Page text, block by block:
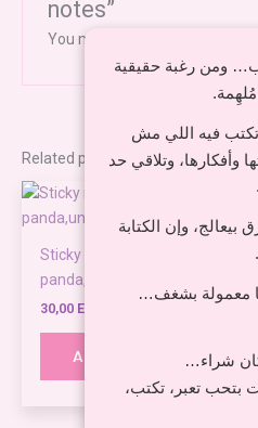
notes”
You must be
Related products
Sticky notes
panda,unicorn,kitty
30,00 EGP
ADD TO CART
ومن رغبة حقيقية
مُلهِمة.
فيه اللي مش
وأفكارها، وتلاقي حد
بيعالج، وإن الكتابة
معمولة بشغف…
شراء…
بتحب تعبر، تكتب،